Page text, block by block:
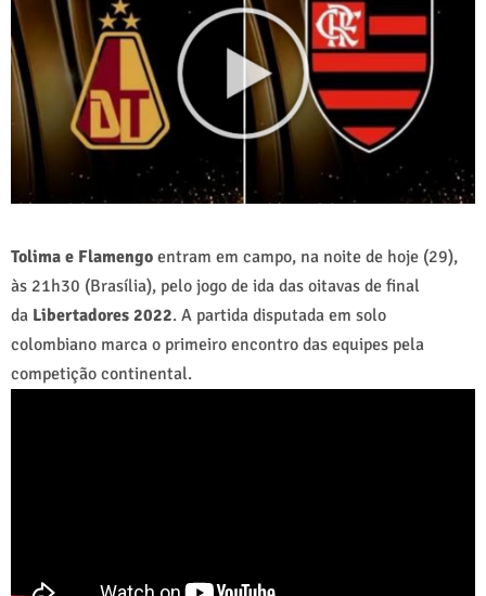
Tolima e Flamengo entram em campo, na noite de hoje (29),
às 21h30 (Brasília), pelo jogo de ida das oitavas de final
da Libertadores 2022. A partida disputada em solo
colombiano marca o primeiro encontro das equipes pela
competição continental.